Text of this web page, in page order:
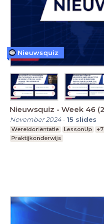
Nieuwsquiz - Week 46
November 2024- 15 slides
Wereldoriëntatie LessonUp +7
Praktijkonderwijs
Nieuwsquiz